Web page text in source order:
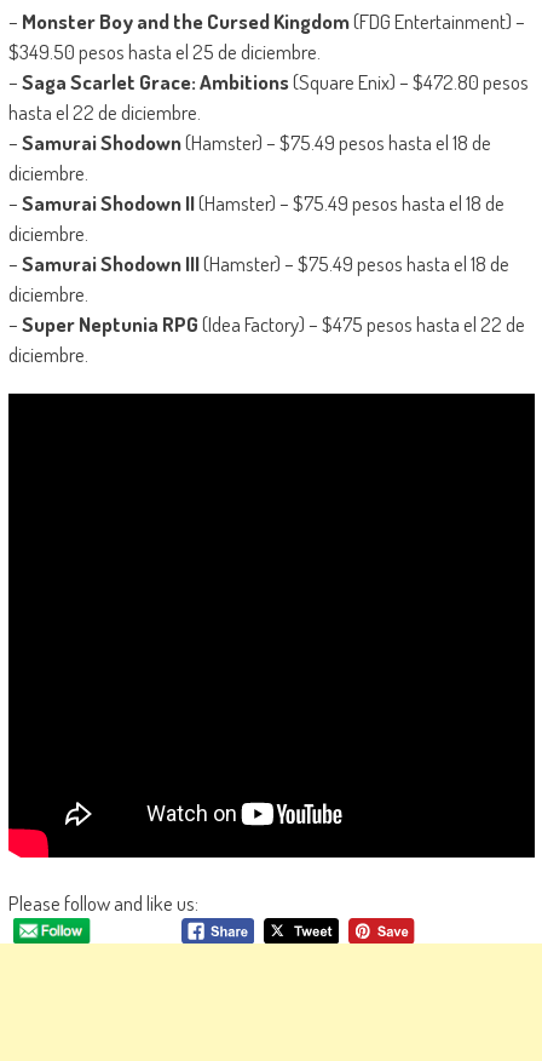
– Monster Boy and the Cursed Kingdom(FDG Entertainment) –
$349.50 pesos hasta el 25 de diciembre.
–Saga Scarlet Grace: Ambitions(Square Enix) – $472.80 pesos
hasta el 22 de diciembre.
–Samurai Shodown(Hamster) – $75.49 pesos hasta el 18 de
diciembre.
–Samurai Shodown II(Hamster) – $75.49 pesos hasta el 18 de
diciembre.
–Samurai Shodown III(Hamster) – $75.49 pesos hasta el 18 de
diciembre.
–Super Neptunia RPG(Idea Factory) – $475 pesos hasta el 22 de
diciembre.
Please follow and like us: